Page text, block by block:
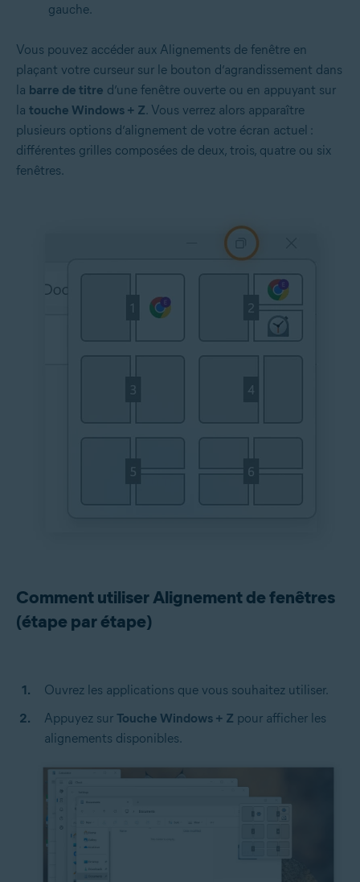
gauche.
Vous pouvez accéder aux Alignements de fenêtre en
plaçant votre curseur sur le bouton d’agrandissement dans
la barre de titre d’une fenêtre ouverte ou en appuyant sur
la touche Windows + Z. Vous verrez alors apparaître
plusieurs options d’alignement de votre écran actuel :
différentes grilles composées de deux, trois, quatre ou six
fenêtres.
Comment utiliser Alignement de fenêtres
(étape par étape)
Ouvrez les applications que vous souhaitez utiliser.
Appuyez sur Touche Windows + Z pour afficher les
alignements disponibles.